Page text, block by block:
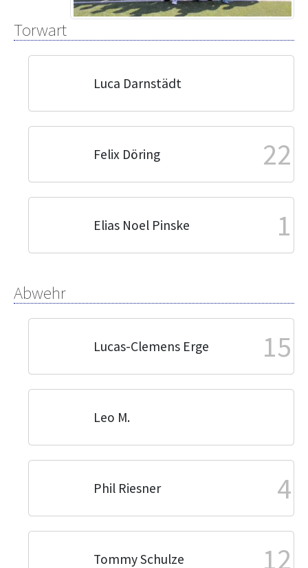
Torwart
Luca Darnstädt
Felix Döring 22
Elias Noel Pinske 1
Abwehr
Lucas-Clemens Erge 15
Leo M.
Phil Riesner 4
Tommy Schulze 12